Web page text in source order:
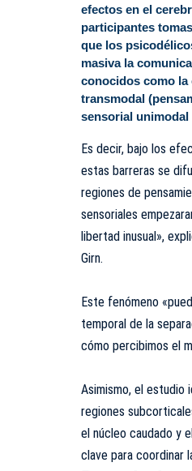
efectos en el
participantes
que los
masiva la
conocidos como la
transmodal
sensorial unimodal
Es decir, bajo los
estas barreras se
regiones de
sensoriales
libertad inusual»,
Girn.
Este fenómeno
temporal de la
cómo percibimos el
Asimismo, el estudio
regiones
el núcleo caudado y
clave para coordinar